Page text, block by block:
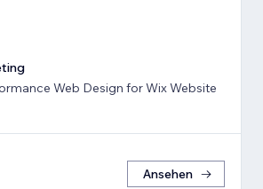
Web Design for Wix Website
Ansehen